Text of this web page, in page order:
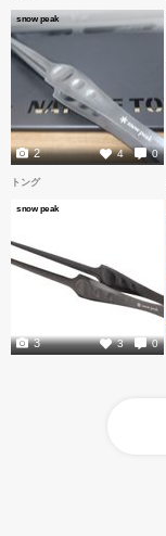
snow peak
4 0
2
トング
snow peak
3 0
3